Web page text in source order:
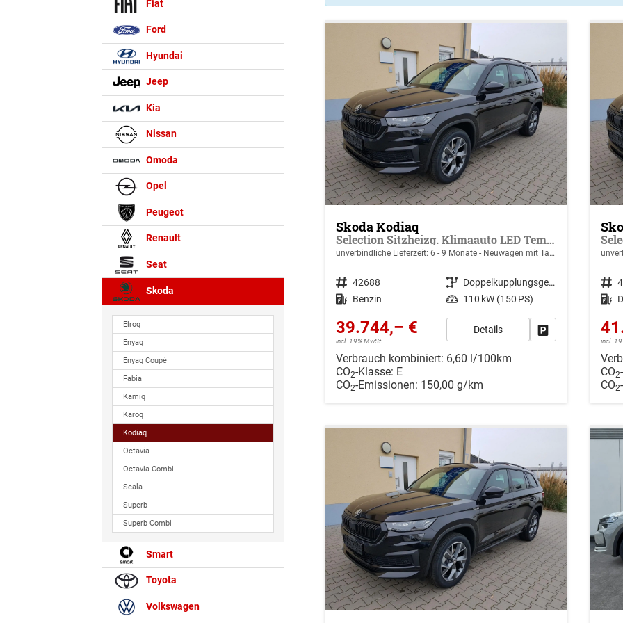
Skoda Kodiaq
Selection Sitzheizg. Klimaauto LED Tempomat 17"
unverbindliche Lieferzeit: 6 - 9 Monate Neuwagen mit Tageszulassung
Fahrzeugnr. 42688 Getriebe
Doppelkupplungsgetriebe (DSG)
Kraftstoff Benzin Leistung 110 kW (150 PS)
39.744,– €
incl. 19% MwSt.
Details Drucken, parken
Verbrauch kombiniert: 6,60 l/100km
CO2-Klasse: E
CO2-Emissionen: 150,00 g/km
Fahrzeugnr.
Kraftstoff
incl.
CO2
CO2
Fiat
Ford
Hyundai
Jeep
Kia
Nissan
Omoda
Opel
Peugeot
Renault
Seat
Skoda
Elroq
Enyaq
Enyaq Coupé
Fabia
Kamiq
Karoq
Kodiaq
Octavia
Octavia Combi
Scala
Superb
Superb Combi
Smart
Toyota
Volkswagen